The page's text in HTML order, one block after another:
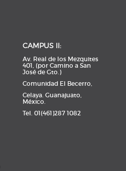
CAMPUS ll:
Av. Real de los Mezquites
401, (por Camino a San
José de Gto.)
Comunidad El Becerro,
Celaya. Guanajuato,
México.
Tel. 01(461)287 1082